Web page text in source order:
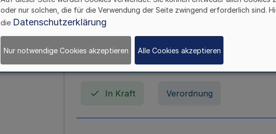
In Kraft Seit 01. April 2008 Gesetz
Verordnung über Beihilfen in Geburts-
Todesfällen (Beihilfenverordnung NRW
In Kraft Verordnung
oder nur solchen, die für die Verwendung der Seite zwingend erforderlich sind.
die Datenschutzerklärung
Nur notwendige Cookies akzeptieren Alle Cookies akzeptieren